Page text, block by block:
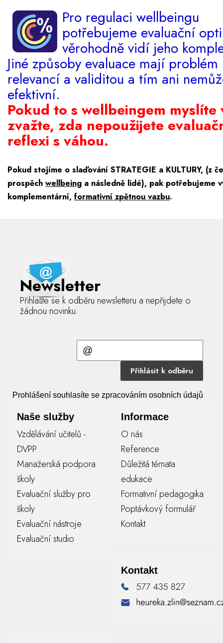
Pro regulaci wellbeingu
potřebujeme evaluační
věrohodně vidí jeho
Jiné způsoby evaluace mají problém
relevancí a validitou a tím ani
efektivní.
Pokud to s wellbeingem myslíte
zvažte, zda nepoužijete
reflexi s váhou.
Pokud stojíme o slaďování STRATEGIE a KULTURY, (z
prospěch wellbeing a následně lidé), pak potřebujeme
komplementární, formativní zpětnou vazbu.
Newsletter
Přihlašte se k odběru newsletteru a nepřijdete o
žádnou novinku.
Přihlásit k odběru
Prohlášení souhlasíte se zpracováním osobních údajů
Naše služby
Vzdělávání učitelů -
DVPP
Manažerská podpora
školy
Evaluační služby pro
školy
Evaluační nástroje
Evaluační studio
Informace
O nás
Reference
Důležitá témata
edukace
Formativní pedagogika
Poptávkový formulář
Kontakt
Kontakt